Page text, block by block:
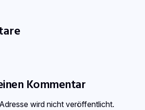
Kommentar
wird nicht veröffentlicht.